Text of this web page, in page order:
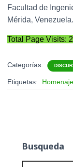
Facultad de
Mérida, Venezuela.
Total Page Visits:
Categorías:
Etiquetas:
Busqueda